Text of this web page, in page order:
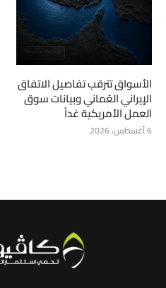
الأسواق تترقب تفاصيل الاتفاق
الإيراني العُماني وبيانات سوق
العمل الأمريكية غداً
6 أغسطس، 2026